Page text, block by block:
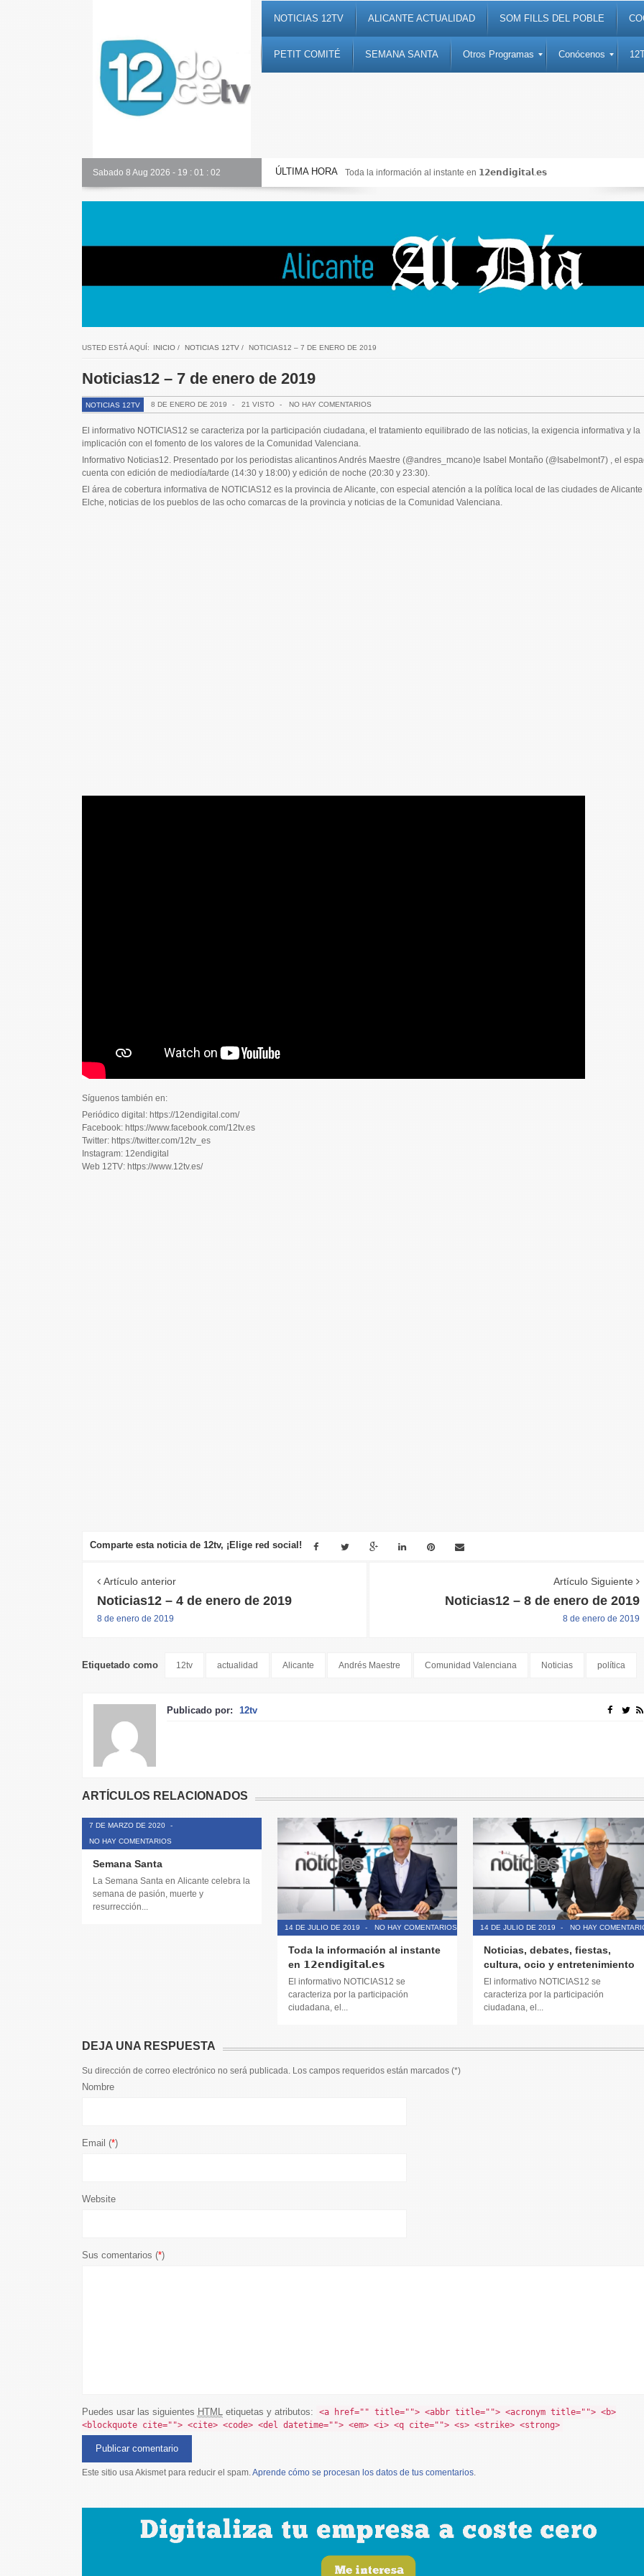
NOTICIAS 12TV ALICANTE ACTUALIDAD SOM FILLS DEL POBLE
PETIT COMITÉ SEMANA SANTA Otros Programas Conócenos
Sabado 8 Aug 2026 - 19 : 01 : 03 ÚLTIMA HORA
Toda la información al instante en 𝟭𝟮𝗲𝗻𝗱𝗶𝗴𝗶𝘁𝗮𝗹.𝗲𝘀 Noticias, debates, fiestas, cultura, ocio y entretenimiento
USTED ESTÁ AQUÍ: INICIO/ NOTICIAS 12TV/ NOTICIAS12 – 7 DE ENERO DE 2019
Noticias12 – 7 de enero de 2019
NOTICIAS 12TV 8 DE ENERO DE 2019 - 21 VISTO - NO HAY COMENTARIOS
El informativo NOTICIAS12 se caracteriza por la participación ciudadana, el tratamiento equilibrado de las noticias, la exigencia informativa y la
implicación con el fomento de los valores de la Comunidad Valenciana.
Informativo Noticias12. Presentado por los periodistas alicantinos Andrés Maestre (@andres_mcano)e Isabel Montaño (@Isabelmont7) , el
cuenta con edición de mediodía/tarde (14:30 y 18:00) y edición de noche (20:30 y 23:30).
El área de cobertura informativa de NOTICIAS12 es la provincia de Alicante, con especial atención a la política local de las ciudades de Alicante
Elche, noticias de los pueblos de las ocho comarcas de la provincia y noticias de la Comunidad Valenciana.
Síguenos también en:
Periódico digital: https://12endigital.com/
Facebook: https://www.facebook.com/12tv.es
Twitter: https://twitter.com/12tv_es
Instagram: 12endigital
Web 12TV: https://www.12tv.es/
Comparte esta noticia de 12tv, ¡Elige red social!
Artículo anterior
Noticias12 – 4 de enero de 2019
8 de enero de 2019
Artículo Siguiente
Noticias12 – 8 de enero de 2019
8 de enero de 2019
Etiquetado como 12tv actualidad Alicante Andrés Maestre Comunidad Valenciana Noticias política
Publicado por: 12tv
ARTÍCULOS RELACIONADOS
7 DE MARZO DE 2020
-
NO HAY COMENTARIOS
Semana Santa
La Semana Santa en Alicante celebra la
semana de pasión, muerte y
resurrección...
14 DE JULIO DE 2019 - NO HAY COMENTARIOS
Toda la información al instante
en 𝟭𝟮𝗲𝗻𝗱𝗶𝗴𝗶𝘁𝗮𝗹.𝗲𝘀
El informativo NOTICIAS12 se
caracteriza por la participación
ciudadana, el...
14 DE JULIO DE 2019 - NO HAY
Noticias, debates, fiestas,
cultura, ocio y entretenimiento
El informativo NOTICIAS12 se
caracteriza por la participación
ciudadana, el...
DEJA UNA RESPUESTA
Su dirección de correo electrónico no será publicada. Los campos requeridos están marcados (*)
Nombre
Email (*)
Website
Sus comentarios (*)
Puedes usar las siguientes HTMLetiquetas y atributos:
<a href="" title=""> <abbr title=""> <acronym title=""> <b>
<blockquote cite=""> <cite> <code> <del datetime=""> <em> <i> <q cite=""> <s> <strike> <strong>
Este sitio usa Akismet para reducir el spam.Aprende cómo se procesan los datos de tus comentarios.